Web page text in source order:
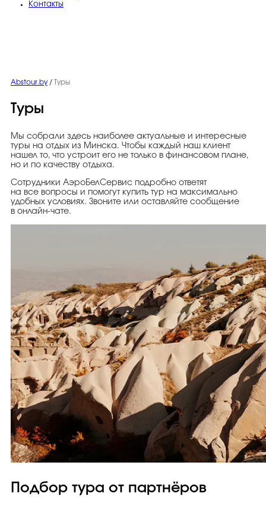
Контакты
Abstour.by / Туры
Туры
Мы собрали здесь наиболее актуальные и интересные
туры на отдых из Минска. Чтобы каждый наш клиент
нашел то, что устроит его не только в финансовом плане,
но и по качеству отдыха.
Сотрудники АэроБелСервис подробно ответят
на все вопросы и помогут купить тур на максимально
удобных условиях. Звоните или оставляйте сообщение
в онлайн-чате.
Подбор тура от партнёров